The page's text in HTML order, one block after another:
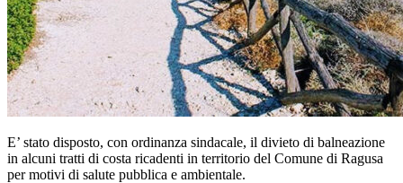
E’ stato disposto, con ordinanza sindacale, il divieto di balneazione
in alcuni tratti di costa ricadenti in territorio del Comune di Ragusa
per motivi di salute pubblica e ambientale.